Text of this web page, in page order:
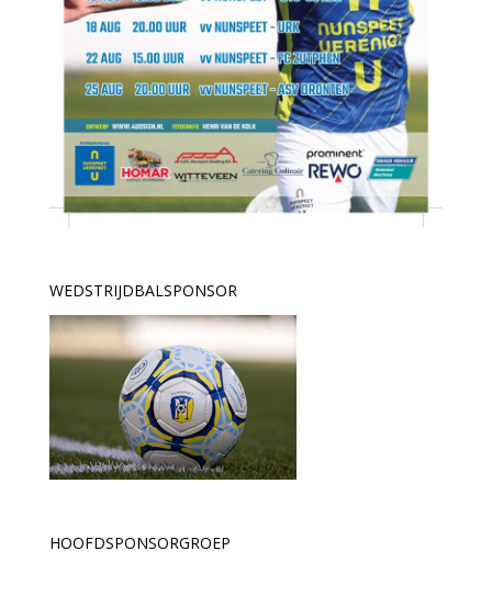
WEDSTRIJDBALSPONSOR
HOOFDSPONSORGROEP